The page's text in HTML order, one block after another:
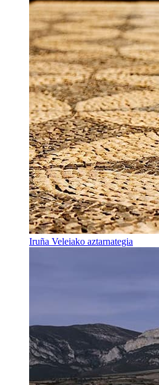
Iruña Veleiako aztarnategia